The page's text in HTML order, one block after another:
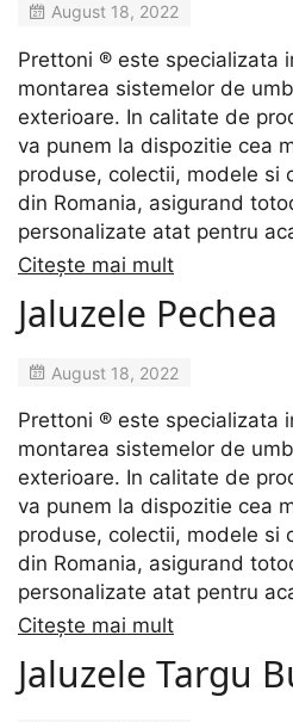
August 18, 2022
Prettoni ® este specializata
montarea sistemelor de
exterioare. In calitate de
va punem la dispozitie cea
produse, colectii, modele si
din Romania, asigurand
personalizate atat pentru
Citește mai mult
Jaluzele Pechea
August 18, 2022
Prettoni ® este specializata
montarea sistemelor de
exterioare. In calitate de
va punem la dispozitie cea
produse, colectii, modele si
din Romania, asigurand
personalizate atat pentru
Citește mai mult
Jaluzele Targu